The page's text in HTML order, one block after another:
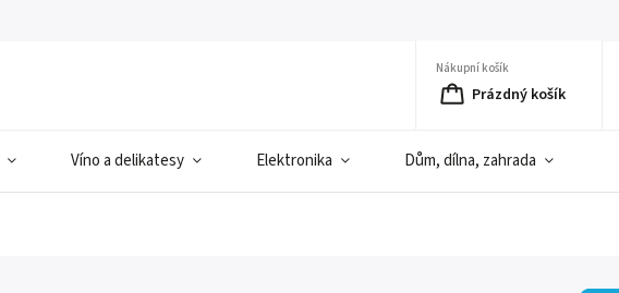
Nákupní košík
Prázdný košík
Víno a delikatesy Elektronika Dům, dílna, zahrada